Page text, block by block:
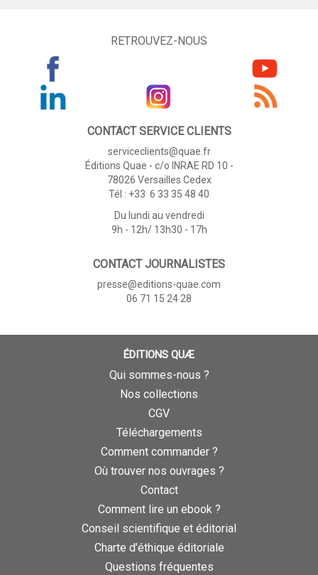
RETROUVEZ-NOUS
CONTACT SERVICE CLIENTS
serviceclients@quae.fr
Éditions Quae - c/o INRAE RD 10 -
78026 Versailles Cedex
Tél : +33 6 33 35 48 40
Du lundi au vendredi
9h - 12h/ 13h30 - 17h
CONTACT JOURNALISTES
presse@editions-quae.com
06 71 15 24 28
ÉDITIONS QUÆ
Qui sommes-nous ?
Nos collections
CGV
Téléchargements
Comment commander ?
Où trouver nos ouvrages ?
Contact
Comment lire un ebook ?
Conseil scientifique et éditorial
Charte d’éthique éditoriale
Questions fréquentes